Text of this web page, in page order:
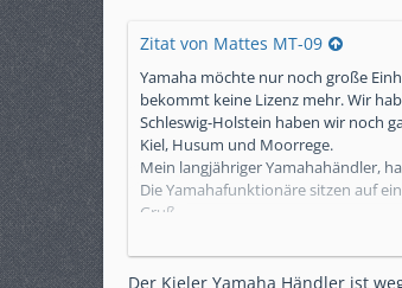
Zitat von Mattes MT-09
Yamaha möchte nur noch große
bekommt keine Lizenz mehr. Wir
Schleswig-Holstein haben wir noch
Kiel, Husum und Moorrege.
Mein langjähriger Yamahahändler,
Die Yamahafunktionäre sitzen auf
Gruß
Der Kieler Yamaha Händler ist